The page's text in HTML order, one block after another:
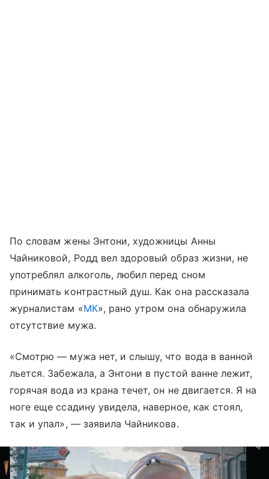
По словам жены Энтони, художницы Анны
Чайниковой, Родд вел здоровый образ жизни, не
употреблял алкоголь, любил перед сном
принимать контрастный душ. Как она рассказала
журналистам «МК», рано утром она обнаружила
отсутствие мужа.
«Смотрю — мужа нет, и слышу, что вода в ванной
льется. Забежала, а Энтони в пустой ванне лежит,
горячая вода из крана течет, он не двигается. Я на
ноге еще ссадину увидела, наверное, как стоял,
так и упал», — заявила Чайникова.